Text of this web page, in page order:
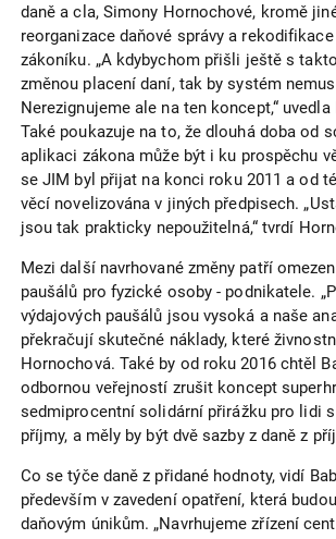
daně a cla, Simony Hornochové, kromě
reorganizace daňové správy a
zákoníku. „A kdybychom přišli ještě s
změnou placení daní, tak by systém
Nerezignujeme ale na ten koncept,“
Také poukazuje na to, že dlouhá doba od
aplikaci zákona může být i ku prospěchu
se JIM byl přijat na konci roku 2011 a od
věcí novelizována v jiných předpisech.
jsou tak prakticky nepoužitelná,“ tvrdí
Mezi další navrhované změny patří
paušálů pro fyzické osoby - podnikatele.
výdajových paušálů jsou vysoká a naše
překračují skutečné náklady, které
Hornochová. Také by od roku 2016 chtěl
odbornou veřejností zrušit koncept
sedmiprocentní solidární přirážku pro lidi
příjmy, a měly by být dvě sazby z daně z
Co se týče daně z přidané hodnoty, vidí
především v zavedení opatření, která
daňovým únikům. „Navrhujeme zřízení